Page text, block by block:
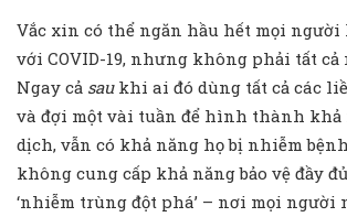
Vắc xin có thể ngăn hầu hết mọi người
với COVID-19, nhưng không phải tất cả
Ngay cả sau khi ai đó dùng tất cả các
và đợi một vài tuần để hình thành khả
dịch, vẫn có khả năng họ bị nhiễm
không cung cấp khả năng bảo vệ đầy đủ
‘nhiễm trùng đột phá’ – nơi mọi